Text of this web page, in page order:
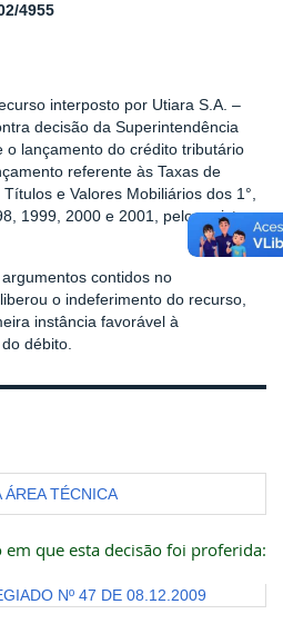
4955
interposto por Utiara S.A. –
decisão da Superintendência
o lançamento do crédito tributário
referente às Taxas de
e Valores Mobiliários dos 1°,
1999, 2000 e 2001, pelo registro
contidos no
o indeferimento do recurso,
instância favorável à
débito.
ÁREA TÉCNICA
em que esta decisão foi proferida:
Nº 47 DE 08.12.2009